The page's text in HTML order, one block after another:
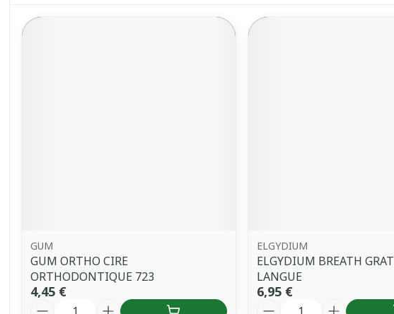
GUM
GUM ORTHO CIRE
ORTHODONTIQUE 723
4,45 €
Quantité
ELGYDIUM
ELGYDIUM BREATH
LANGUE
6,95 €
Quantité